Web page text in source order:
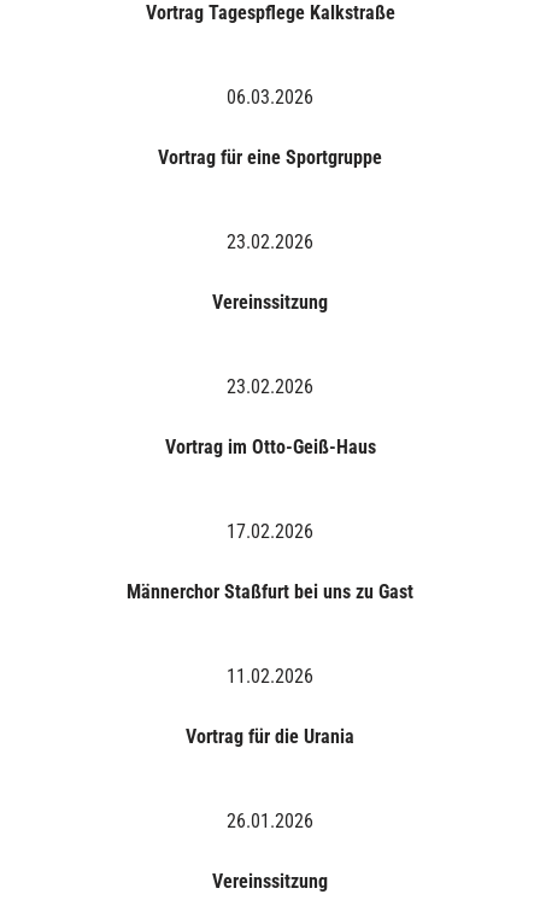
Vortrag Tagespflege Kalkstraße
06.03.2026
Vortrag für eine Sportgruppe
23.02.2026
Vereinssitzung
23.02.2026
Vortrag im Otto-Geiß-Haus
17.02.2026
Männerchor Staßfurt bei uns zu Gast
11.02.2026
Vortrag für die Urania
26.01.2026
Vereinssitzung